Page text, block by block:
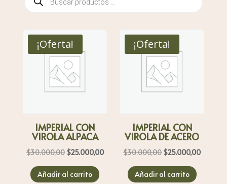
productos
¡Oferta!
IMPERIAL CON
VIROLA ALPACA
$30.000,00 El
precio
original
$25.000,00El
Añadir al carrito
¡Oferta!
IMPERIAL CON
VIROLA DE ACERO
$30.000,00 El
precio
original
$25.000,00El
Añadir al carrito